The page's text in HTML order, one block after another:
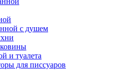
с душем
и туалета
для писсуаров